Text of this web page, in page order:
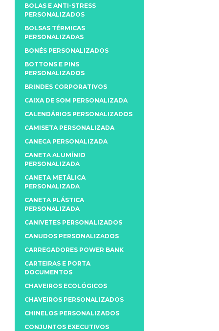
BOLAS E ANTI-STRESS
PERSONALIZADOS
BOLSAS TÉRMICAS
PERSONALIZADAS
BONÉS PERSONALIZADOS
BOTTONS E PINS
PERSONALIZADOS
BRINDES CORPORATIVOS
CAIXA DE SOM PERSONALIZADA
CALENDÁRIOS PERSONALIZADOS
CAMISETA PERSONALIZADA
CANECA PERSONALIZADA
CANETA ALUMÍNIO
PERSONALIZADA
CANETA METÁLICA
PERSONALIZADA
CANETA PLÁSTICA
PERSONALIZADA
CANIVETES PERSONALIZADOS
CANUDOS PERSONALIZADOS
CARREGADORES POWER BANK
CARTEIRAS E PORTA
DOCUMENTOS
CHAVEIROS ECOLÓGICOS
CHAVEIROS PERSONALIZADOS
CHINELOS PERSONALIZADOS
CONJUNTOS EXECUTIVOS